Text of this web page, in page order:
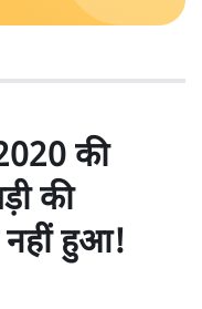
की
की
नहीं हुआ!